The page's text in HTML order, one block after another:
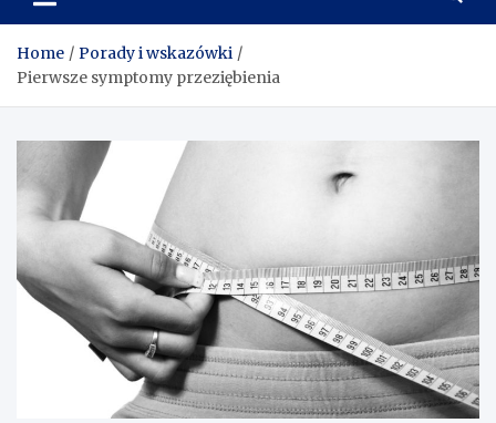
wskazówek o siłowni,
odżywkach i suplementacji
Home
Porady i wskazówki
Pierwsze symptomy przeziębienia